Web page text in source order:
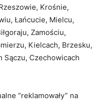
Krośnie,
Łańcucie, Mielcu,
Zamościu,
Kielcach, Brzesku,
Sączu, Czechowicach
“reklamowały” na